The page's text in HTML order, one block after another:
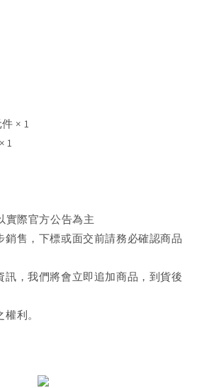
× 1
1
實際官方公告為主
銷售，下標或面交前請務必確認商品
訊，我們將會立即追加商品，到貨後
利。